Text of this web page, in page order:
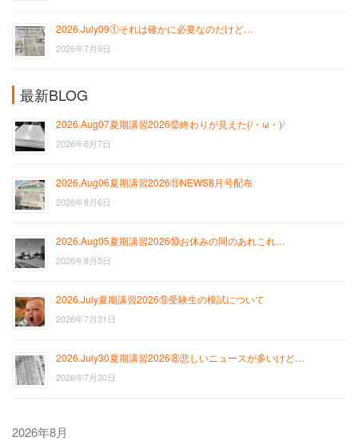
2026.July09①それは確かに必要なのだけど…
2026年7月9日
最新BLOG
2026.Aug07夏期講習2026⑫終わりが見えた(/・ω・)/
2026年8月7日
2026.Aug06夏期講習2026⑪NEWS8月号配布
2026年8月6日
2026.Aug05夏期講習2026⑩お休みの間のあれこれ…
2026年8月5日
2026.July夏期講習2026⑨受験生の模試について
2026年7月31日
2026.July30夏期講習2026⑧悲しいニュースが多いけど…
2026年7月30日
2026年8月